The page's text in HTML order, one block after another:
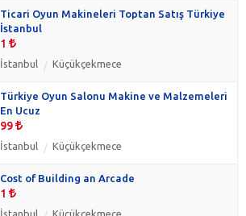
Ticari Oyun Makineleri Toptan Satış Türkiye
İstanbul
1
İstanbul Küçükçekmece
Türkiye Oyun Salonu Makine ve Malzemeleri
En Ucuz
99
İstanbul Küçükçekmece
Cost of Building an Arcade
1
İstanbul Küçükçekmece